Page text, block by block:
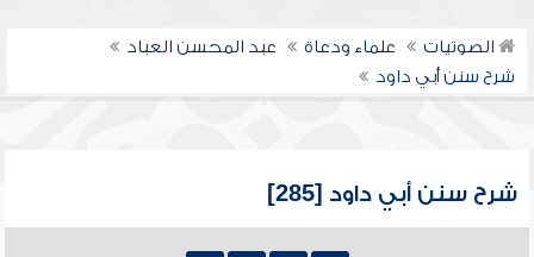
الصوتيات علماء ودعاة
عبد المحسن العباد
شرح سنن أبي داود
شرح سنن أبي داود [285]